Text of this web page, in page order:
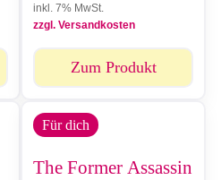
inkl. 7% MwSt.
zzgl. Versandkosten
Zum Produkt
Für dich
The Former Assassin